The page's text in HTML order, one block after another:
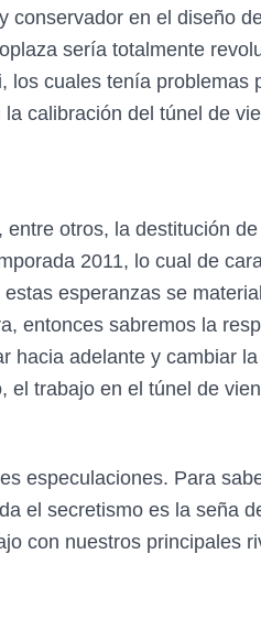
en el diseño
sería totalmente
cuales tenía problemas
calibración del túnel de
otros, la destitución
2011, lo cual de
esperanzas se
entonces sabremos la
hacia adelante y cambiar
trabajo en el túnel de
especulaciones. Para
el secretismo es la seña
con nuestros principales